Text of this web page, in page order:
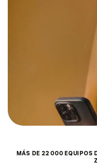
MÁS DE 22 000 EQUIPOS